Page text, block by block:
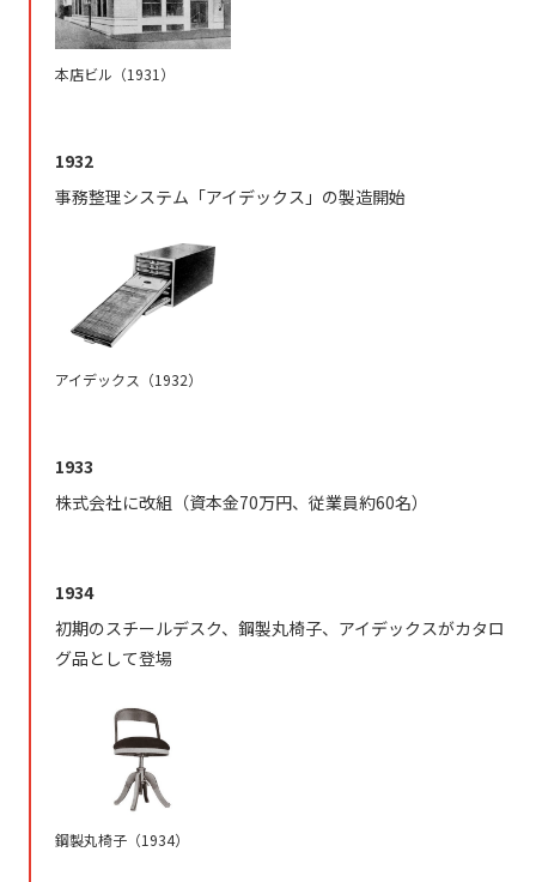
本店ビル（1931）
1932
事務整理システム「アイデックス」の製造開始
アイデックス（1932）
1933
株式会社に改組（資本金70万円、従業員約60名）
1934
初期のスチールデスク、鋼製丸椅子、アイデックスがカタロ
グ品として登場
鋼製丸椅子（1934）